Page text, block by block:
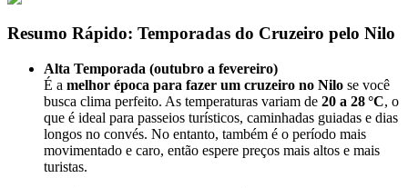
Resumo Rápido: Temporadas do Cruzeiro pelo Nilo
Alta Temporada (outubro a fevereiro)
É a melhor época para fazer um cruzeiro no Nilo se você
busca clima perfeito. As temperaturas variam de 20 a 28 °C, o
que é ideal para passeios turísticos, caminhadas guiadas e dias
longos no convés. No entanto, também é o período mais
movimentado e caro, então espere preços mais altos e mais
turistas.